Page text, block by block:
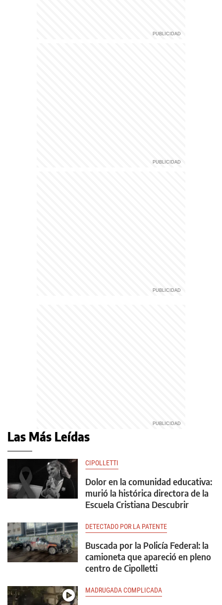
Las Más Leídas
CIPOLLETTI
Dolor en la comunidad educativa:
murió la histórica directora de la
Escuela Cristiana Descubrir
DETECTADO POR LA PATENTE
Buscada por la Policía Federal: la
camioneta que apareció en pleno
centro de Cipolletti
MADRUGADA COMPLICADA